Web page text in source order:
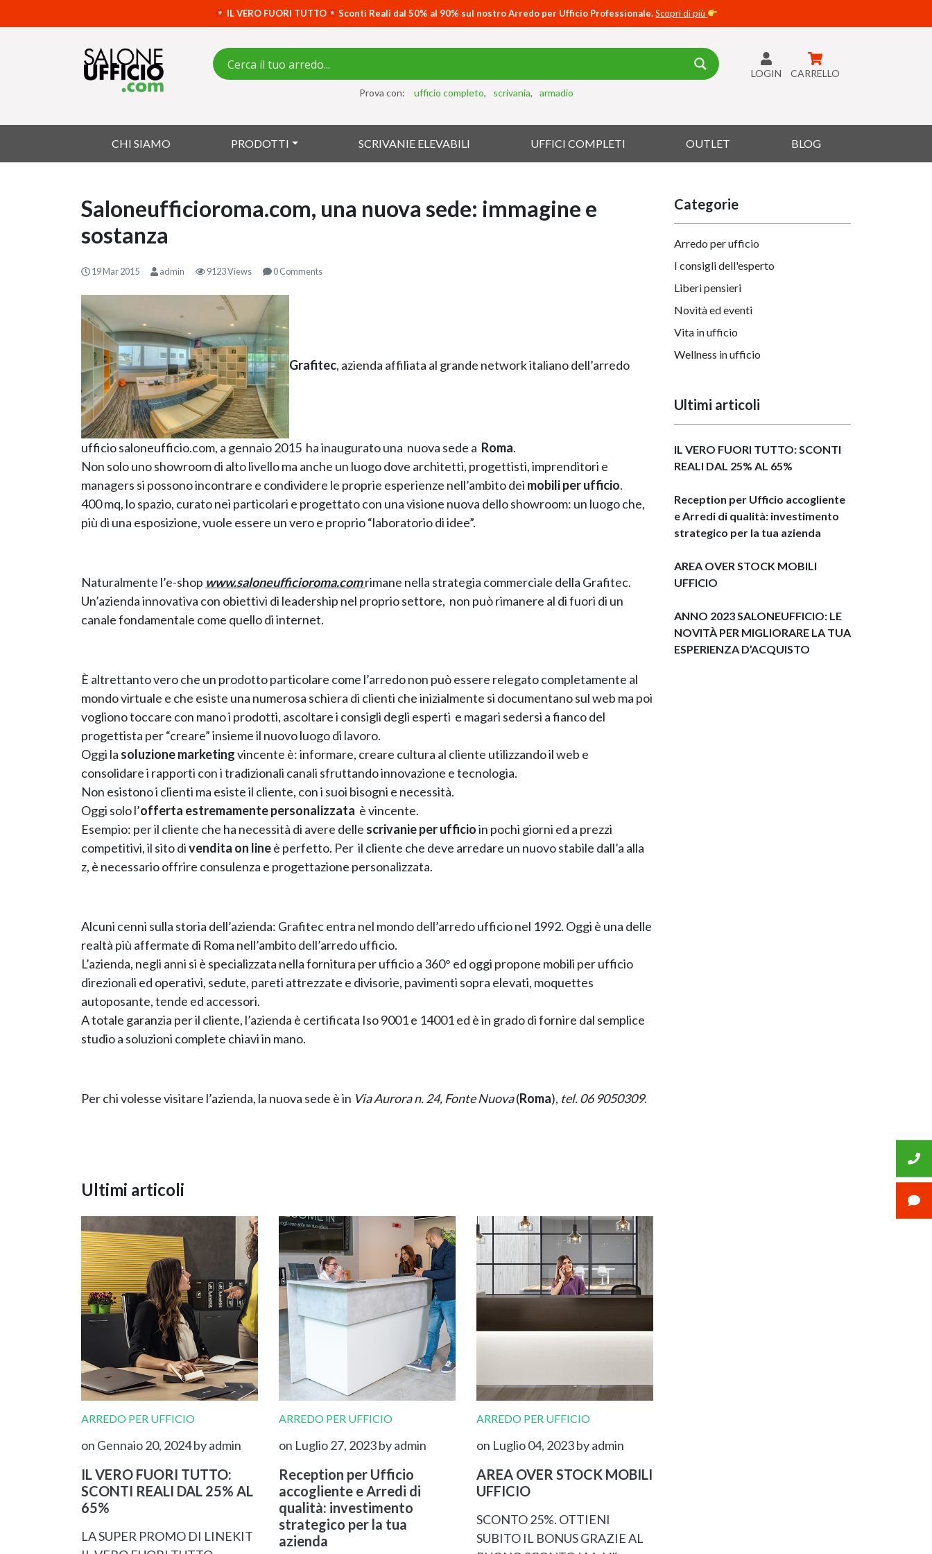
IL VERO FUORI TUTTO Sconti Reali dal 50% al 90% sul nostro Arredo per Ufficio Professionale.Scopri di più
Prova con: ufficio completo scrivania armadio
LOGIN CARRELLO
CHI SIAMO PRODOTTI SCRIVANIE ELEVABILI UFFICI COMPLETI OUTLET BLOG
Saloneufficioroma.com, una nuova sede: immagine e
sostanza
19 Mar 2015 admin 9123 Views 0 Comments
Grafitec, azienda affiliata al grande network italiano dell’arredo
ufficio saloneufficio.com, a gennaio 2015 ha inaugurato una nuova sede a Roma.
Non solo uno showroom di alto livello ma anche un luogo dove architetti, progettisti, imprenditori e
managers si possono incontrare e condividere le proprie esperienze nell’ambito dei mobili per ufficio.
400 mq, lo spazio, curato nei particolari e progettato con una visione nuova dello showroom: un luogo che,
più di una esposizione, vuole essere un vero e proprio “laboratorio di idee”.
Naturalmente l’e-shop www.saloneufficioroma.comrimane nella strategia commerciale della Grafitec.
Un’azienda innovativa con obiettivi di leadership nel proprio settore, non può rimanere al di fuori di un
canale fondamentale come quello di internet.
È altrettanto vero che un prodotto particolare come l’arredo non può essere relegato completamente al
mondo virtuale e che esiste una numerosa schiera di clienti che inizialmente si documentano sul web ma poi
vogliono toccare con mano i prodotti, ascoltare i consigli degli esperti e magari sedersi a fianco del
progettista per “creare” insieme il nuovo luogo di lavoro.
Oggi la soluzione marketingvincente è: informare, creare cultura al cliente utilizzando il web e
consolidare i rapporti con i tradizionali canali sfruttando innovazione e tecnologia.
Non esistono i clienti ma esiste il cliente, con i suoi bisogni e necessità.
Oggi solo l’offerta estremamente personalizzata è vincente.
Esempio: per il cliente che ha necessità di avere delle scrivanie per ufficioin pochi giorni ed a prezzi
competitivi, il sito divendita on lineè perfetto. Per il cliente che deve arredare un nuovo stabile dall’a alla
z, è necessario offrire consulenza e progettazione personalizzata.
Alcuni cenni sulla storia dell’azienda: Grafitec entra nel mondo dell’arredo ufficio nel 1992. Oggi è una delle
realtà più affermate di Roma nell’ambito dell’arredo ufficio.
L’azienda, negli anni si è specializzata nella fornitura per ufficio a 360° ed oggi propone mobili per ufficio
direzionali ed operativi, sedute, pareti attrezzate e divisorie, pavimenti sopra elevati, moquettes
autoposante, tende ed accessori.
A totale garanzia per il cliente, l’azienda è certificata Iso 9001 e 14001 ed è in grado di fornire dal semplice
studio a soluzioni complete chiavi in mano.
Per chi volesse visitare l’azienda, la nuova sede è in Via Aurora n. 24, Fonte Nuova(Roma), tel. 06 9050309.
Ultimi articoli
ARREDO PER UFFICIO
on Gennaio 20, 2024by admin
IL VERO FUORI TUTTO:
SCONTI REALI DAL 25% AL
65%
LA SUPER PROMO DI LINEKIT
ARREDO PER UFFICIO
on Luglio 27, 2023by admin
Reception per Ufficio
accogliente e Arredi di
qualità: investimento
strategico per la tua
azienda
ARREDO PER UFFICIO
on Luglio 04, 2023by admin
AREA OVER STOCK MOBILI
UFFICIO
SCONTO 25%. OTTIENI
SUBITO IL BONUS GRAZIE AL
Categorie
Arredo per ufficio
I consigli dell'esperto
Liberi pensieri
Novità ed eventi
Vita in ufficio
Wellness in ufficio
Ultimi articoli
IL VERO FUORI TUTTO: SCONTI
REALI DAL 25% AL 65%
Reception per Ufficio accogliente
e Arredi di qualità: investimento
strategico per la tua azienda
AREA OVER STOCK MOBILI
UFFICIO
ANNO 2023 SALONEUFFICIO: LE
NOVITÀ PER MIGLIORARE LA TUA
ESPERIENZA D’ACQUISTO